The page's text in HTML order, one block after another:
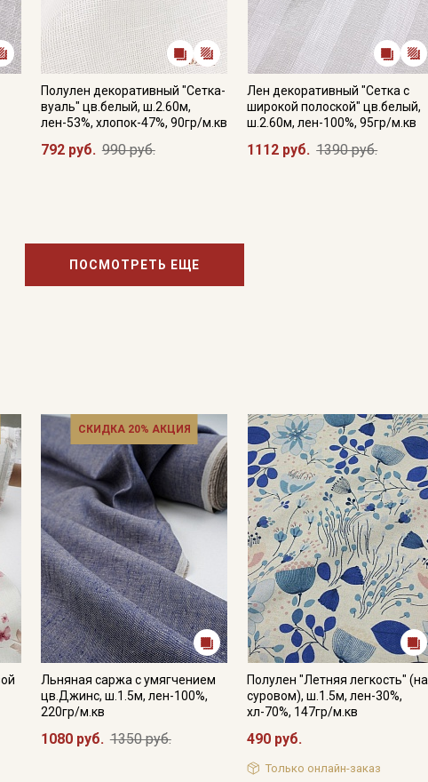
Полулен декоративный "Сетка-
вуаль" цв.белый, ш.2.60м,
лен-53%, хлопок-47%, 90гр/м.кв
792 руб. 990 руб.
Лен декоративный "Сетка с
широкой полоской" цв.белый,
ш.2.60м, лен-100%, 95гр/м.кв
1112 руб. 1390 руб.
ПОСМОТРЕТЬ ЕЩЕ
СКИДКА 20% АКЦИЯ
Льняная саржа с умягчением
цв.Джинс, ш.1.5м, лен-100%,
220гр/м.кв
1080 руб. 1350 руб.
Полулен "Летняя легкость" (на
суровом), ш.1.5м, лен-30%,
хл-70%, 147гр/м.кв
490 руб.
Только онлайн-заказ